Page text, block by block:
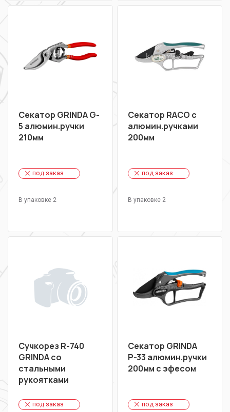
Секатор GRINDA G-
5 алюмин.ручки
210мм
под заказ
В упаковке 2
Секатор RACO с
алюмин.ручками
200мм
под заказ
В упаковке 2
Сучкорез R-740
GRINDA со
стальными
рукоятками
под заказ
Секатор GRINDA
Р-33 алюмин.ручки
200мм с эфесом
под заказ